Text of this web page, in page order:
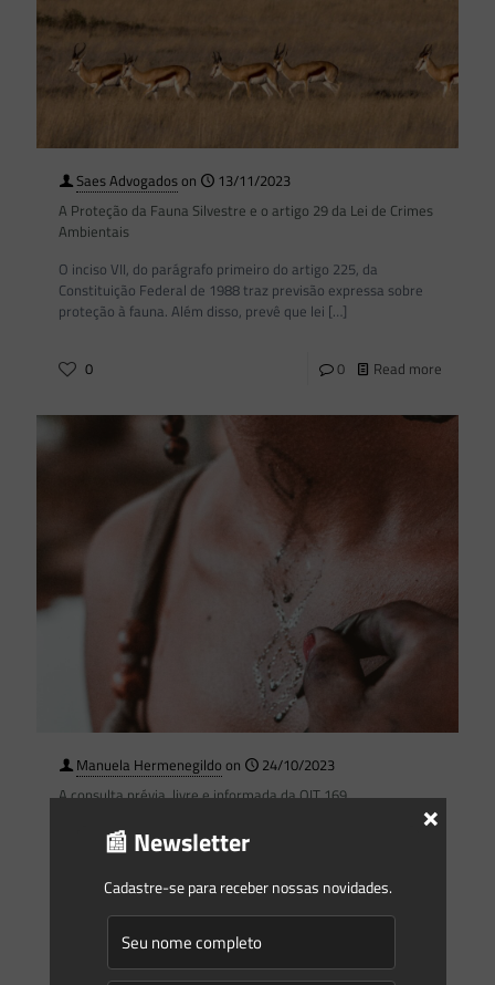
Saes Advogadoson
13/11/2023
A Proteção da Fauna Silvestre e o artigo 29 da Lei de Crimes
Ambientais
O inciso VII, do parágrafo primeiro do artigo 225, da
Constituição Federal de 1988 traz previsão expressa sobre
proteção à fauna. Além disso, prevê que lei […]
0 0 Read more
Manuela Hermenegildo on
24/10/2023
A consulta prévia, livre e informada da OIT 169
A Convenção n. 169 da Organização Internacional do
Trabalho (OIT 169) é um Tratado Internacional de Direitos
[…]
📰 Newsletter
Cadastre-se para receber nossas novidades.
×